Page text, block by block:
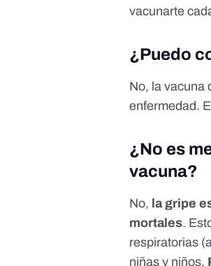
vacunarte
¿Puedo
No, la vacuna
enfermedad.
¿No es
vacuna?
No, la gripe
mortales.
respiratorias
niñas y niños.